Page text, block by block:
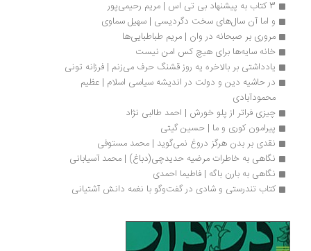
و اما آن سال‌های سخت دگردیسی | سهیل سماوی
مروری بر صبحانه در وان | مریم طباطبایی‌ها
خانه سایه‌ها برای‌ هیچ کس امن نیست
یادداشتی بر بالاخره یه روز قشنگ حرف می‌زنم | فرزانه تونی
محمودآبادی
چیزی فراتر از پلو خورش | احمد طالبی نژاد
پیرامون کوری و ما | حسین گیتی
نقدی بر بدن هرگز دروغ نمی‌گوید | محمد مستوفی
نگاهی به خاطرات مرضیه حدیدچی(دباغ) | محمد آسیابانی
نگاهی به بارن باگه | فاطیما احمدی
کتاب تندرستی و شادی در گفت‌وگو با نغمه دانش آشتیانی